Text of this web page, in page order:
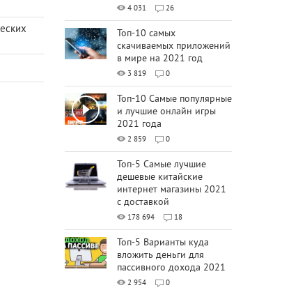
4 031 26
Топ-10 самых
скачиваемых приложений
в мире на 2021 год
3 819 0
Топ-10 Самые популярные
и лучшие онлайн игры
2021 года
2 859 0
Топ-5 Самые лучшие
дешевые китайские
интернет магазины 2021
с доставкой
178 694 18
Топ-5 Варианты куда
вложить деньги для
пассивного дохода 2021
2 954 0